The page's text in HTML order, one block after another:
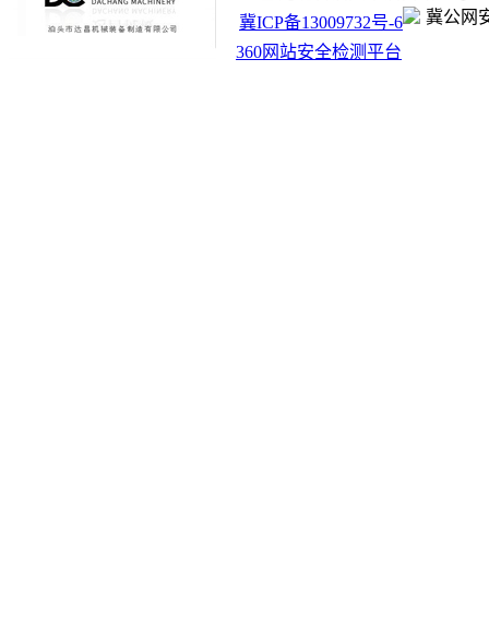
冀ICP备13009732号-6
冀公网
360网站安全检测平台